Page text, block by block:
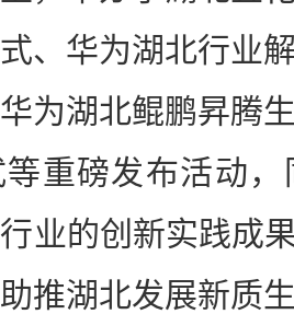
、华为湖北行业
为湖北鲲鹏昇腾
重磅发布活动
业的创新实践成
推湖北发展新质